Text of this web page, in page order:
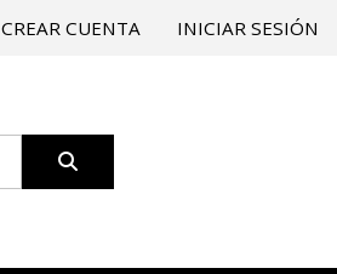
CREAR CUENTA INICIAR SESIÓN